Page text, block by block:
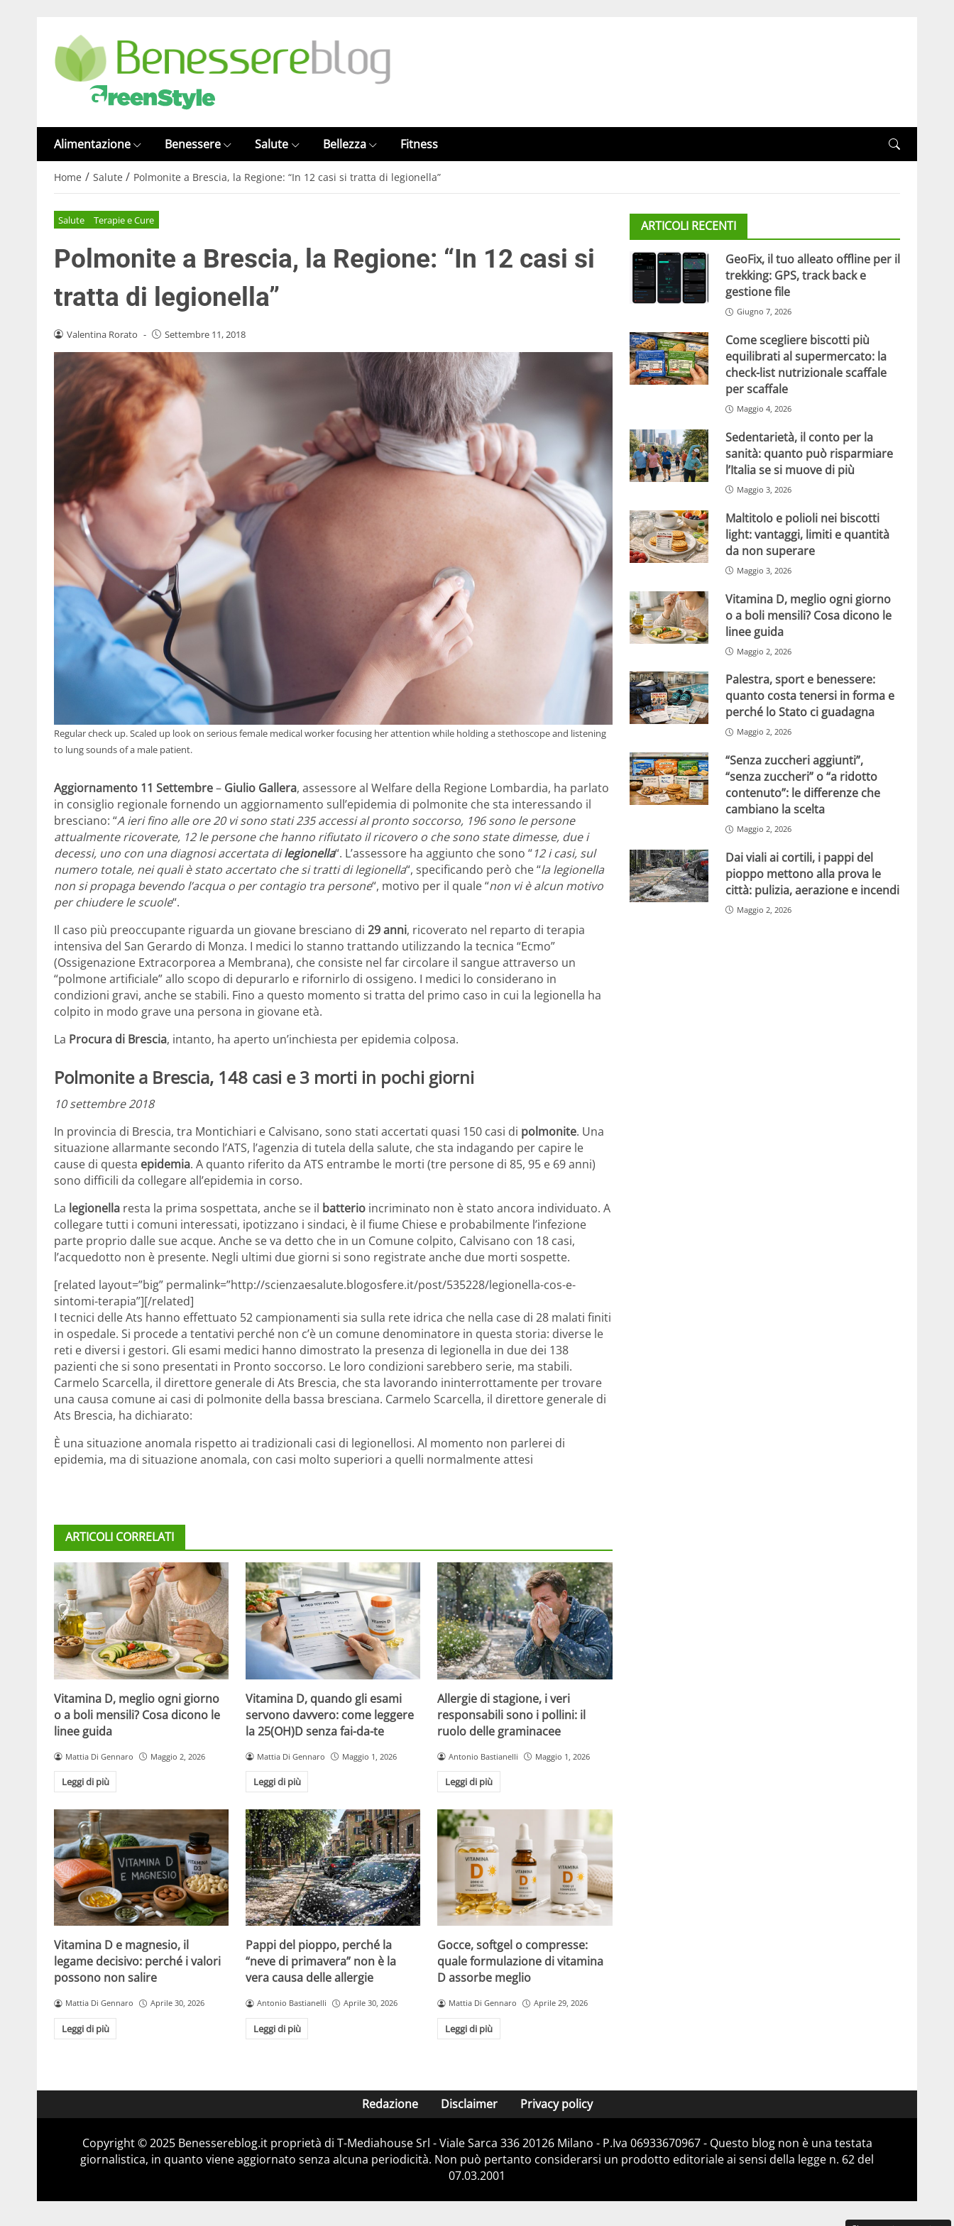
Alimentazione Benessere Salute Bellezza Fitness
Home / Salute / Polmonite a Brescia, la Regione: “In 12 casi si tratta di legionella”
Salute Terapie e Cure
Polmonite a Brescia, la Regione: “In 12 casi si
tratta di legionella”
Valentina Rorato - Settembre 11, 2018
Regular check up. Scaled up look on serious female medical worker focusing her attention while holding a stethoscope and listening
to lung sounds of a male patient.
Aggiornamento 11 Settembre– Giulio Gallera, assessore al Welfare della Regione Lombardia, ha parlato
in consiglio regionale fornendo un aggiornamento sull’epidemia di polmonite che sta interessando il
bresciano: “A ieri fino alle ore 20 vi sono stati 235 accessi al pronto soccorso, 196 sono le persone
attualmente ricoverate, 12 le persone che hanno rifiutato il ricovero o che sono state dimesse, due i
decessi, uno con una diagnosi accertata dilegionella“. L’assessore ha aggiunto che sono “12 i casi, sul
numero totale, nei quali è stato accertato che si tratti di legionella“, specificando però che “la legionella
non si propaga bevendo l’acqua o per contagio tra persone“, motivo per il quale “non vi è alcun motivo
per chiudere le scuole“.
Il caso più preoccupante riguarda un giovane bresciano di 29 anni, ricoverato nel reparto di terapia
intensiva del San Gerardo di Monza. I medici lo stanno trattando utilizzando la tecnica “Ecmo”
(Ossigenazione Extracorporea a Membrana), che consiste nel far circolare il sangue attraverso un
“polmone artificiale” allo scopo di depurarlo e rifornirlo di ossigeno. I medici lo considerano in
condizioni gravi, anche se stabili. Fino a questo momento si tratta del primo caso in cui la legionella ha
colpito in modo grave una persona in giovane età.
La Procura di Brescia, intanto, ha aperto un’inchiesta per epidemia colposa.
Polmonite a Brescia, 148 casi e 3 morti in pochi giorni
10 settembre 2018
In provincia di Brescia, tra Montichiari e Calvisano, sono stati accertati quasi 150 casi di polmonite. Una
situazione allarmante secondo l’ATS, l’agenzia di tutela della salute, che sta indagando per capire le
cause di questa epidemia. A quanto riferito da ATS entrambe le morti (tre persone di 85, 95 e 69 anni)
sono difficili da collegare all’epidemia in corso.
La legionella resta la prima sospettata, anche se il batterio incriminato non è stato ancora individuato. A
collegare tutti i comuni interessati, ipotizzano i sindaci, è il fiume Chiese e probabilmente l’infezione
parte proprio dalle sue acque. Anche se va detto che in un Comune colpito, Calvisano con 18 casi,
l’acquedotto non è presente. Negli ultimi due giorni si sono registrate anche due morti sospette.
[related layout=”big” permalink=”http://scienzaesalute.blogosfere.it/post/535228/legionella-cos-e-
sintomi-terapia”][/related]
I tecnici delle Ats hanno effettuato 52 campionamenti sia sulla rete idrica che nella case di 28 malati finiti
in ospedale. Si procede a tentativi perché non c’è un comune denominatore in questa storia: diverse le
reti e diversi i gestori. Gli esami medici hanno dimostrato la presenza di legionella in due dei 138
pazienti che si sono presentati in Pronto soccorso. Le loro condizioni sarebbero serie, ma stabili.
Carmelo Scarcella, il direttore generale di Ats Brescia, che sta lavorando ininterrottamente per trovare
una causa comune ai casi di polmonite della bassa bresciana. Carmelo Scarcella, il direttore generale di
Ats Brescia, ha dichiarato:
È una situazione anomala rispetto ai tradizionali casi di legionellosi. Al momento non parlerei di
epidemia, ma di situazione anomala, con casi molto superiori a quelli normalmente attesi
ARTICOLI CORRELATI
Vitamina D, meglio ogni giorno
o a boli mensili? Cosa dicono le
linee guida
Mattia Di Gennaro Maggio 2, 2026
Leggi di più
Vitamina D, quando gli esami
servono davvero: come leggere
la 25(OH)D senza fai-da-te
Mattia Di Gennaro Maggio 1, 2026
Leggi di più
Allergie di stagione, i veri
responsabili sono i pollini: il
ruolo delle graminacee
Antonio Bastianelli Maggio 1, 2026
Leggi di più
Vitamina D e magnesio, il
legame decisivo: perché i valori
possono non salire
Mattia Di Gennaro Aprile 30, 2026
Leggi di più
Pappi del pioppo, perché la
“neve di primavera” non è la
vera causa delle allergie
Antonio Bastianelli Aprile 30, 2026
Leggi di più
Gocce, softgel o compresse:
quale formulazione di vitamina
D assorbe meglio
Mattia Di Gennaro Aprile 29, 2026
Leggi di più
ARTICOLI RECENTI
GeoFix, il tuo alleato offline per il
trekking: GPS, track back e
gestione file
Giugno 7, 2026
Come scegliere biscotti più
equilibrati al supermercato: la
check-list nutrizionale scaffale
per scaffale
Maggio 4, 2026
Sedentarietà, il conto per la
sanità: quanto può risparmiare
l’Italia se si muove di più
Maggio 3, 2026
Maltitolo e polioli nei biscotti
light: vantaggi, limiti e quantità
da non superare
Maggio 3, 2026
Vitamina D, meglio ogni giorno
o a boli mensili? Cosa dicono le
linee guida
Maggio 2, 2026
Palestra, sport e benessere:
quanto costa tenersi in forma e
perché lo Stato ci guadagna
Maggio 2, 2026
“Senza zuccheri aggiunti”,
“senza zuccheri” o “a ridotto
contenuto”: le differenze che
cambiano la scelta
Maggio 2, 2026
Dai viali ai cortili, i pappi del
pioppo mettono alla prova le
città: pulizia, aerazione e incendi
Maggio 2, 2026
Redazione Disclaimer Privacy policy
Copyright © 2025 Benessereblog.it proprietà di T-Mediahouse Srl - Viale Sarca 336 20126 Milano - P.Iva 06933670967 - Questo blog non è una testata
giornalistica, in quanto viene aggiornato senza alcuna periodicità. Non può pertanto considerarsi un prodotto editoriale ai sensi della legge n. 62 del
07.03.2001